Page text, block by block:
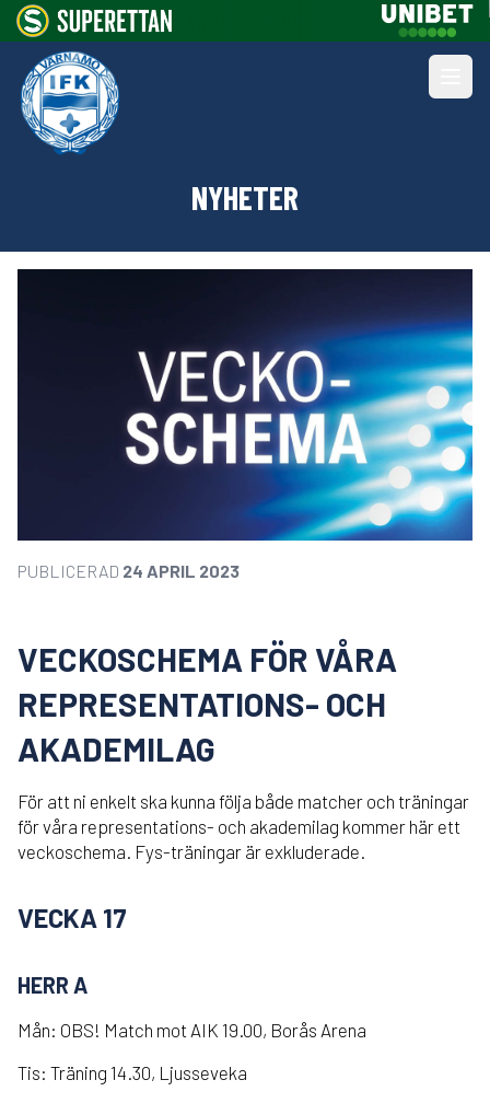
NYHETER
PUBLICERAD 24 APRIL 2023
VECKOSCHEMA FÖR VÅRA
REPRESENTATIONS- OCH
AKADEMILAG
För att ni enkelt ska kunna följa både matcher och träningar
för våra representations- och akademilag kommer här ett
veckoschema. Fys-träningar är exkluderade.
VECKA 17
HERR A
Mån: OBS! Match mot AIK 19.00, Borås Arena
Tis: Träning 14.30, Ljusseveka